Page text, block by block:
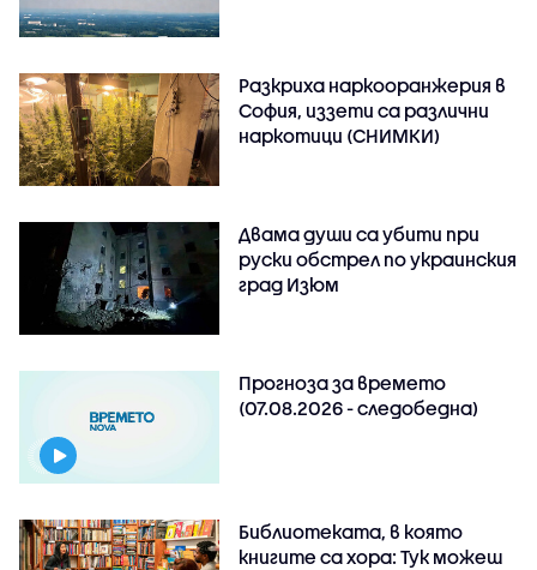
Разкриха наркооранжерия в
София, иззети са различни
наркотици (СНИМКИ)
Двама души са убити при
руски обстрeл по украинския
град Изюм
Прогноза за времето
(07.08.2026 - следобедна)
Библиотеката, в която
книгите са хора: Тук можеш